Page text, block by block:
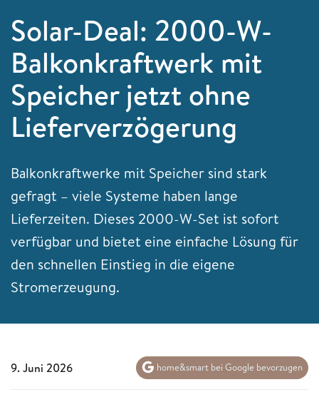
Solar-Deal: 2000-W-
Balkonkraftwerk mit
Speicher jetzt ohne
Lieferverzögerung
Balkonkraftwerke mit Speicher sind stark
gefragt – viele Systeme haben lange
Lieferzeiten. Dieses 2000-W-Set ist sofort
verfügbar und bietet eine einfache Lösung für
den schnellen Einstieg in die eigene
Stromerzeugung.
9. Juni 2026 home&smart bei Google bevorzugen